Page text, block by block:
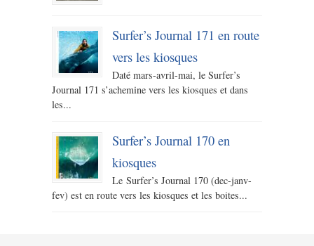
Surfer’s Journal 171 en route
vers les kiosques
Daté mars-avril-mai, le Surfer’s
Journal 171 s’achemine vers les kiosques et dans
les...
Surfer’s Journal 170 en
kiosques
Le Surfer’s Journal 170 (dec-janv-
fev) est en route vers les kiosques et les boites...